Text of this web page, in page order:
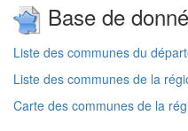
Base de
Liste des communes du
Liste des communes de la
Carte des communes de la